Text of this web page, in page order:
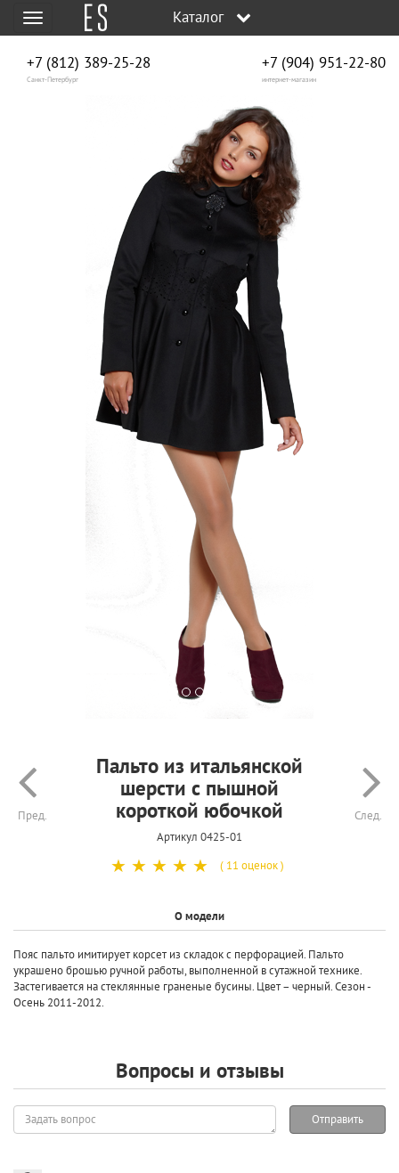
Меню Каталог
+7 (812) 389-25-28
Санкт-Петербург
+7 (904) 951‑22‑80
интернет-магазин
Пред.
Пальто из итальянской
шерсти с пышной
короткой юбочкой
Артикул 0425-01
След.
☆
☆
☆
☆
☆ ( 11 оценок )
О модели
Пояс пальто имитирует корсет из складок с перфорацией. Пальто
украшено брошью ручной работы, выполненной в сутажной технике.
Застегивается на стеклянные граненые бусины. Цвет – черный. Сезон -
Осень 2011-2012.
Вопросы и отзывы
Задать
вопрос
Отправить